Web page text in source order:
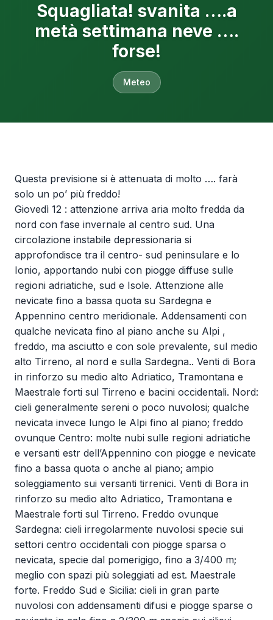
Squagliata! svanita ….a
metà settimana neve ….
forse!
Meteo
Questa previsione si è attenuata di molto …. farà
solo un po’ più freddo!
Giovedì 12 : attenzione arriva aria molto fredda da
nord con fase invernale al centro sud. Una
circolazione instabile depressionaria si
approfondisce tra il centro- sud peninsulare e lo
Ionio, apportando nubi con piogge diffuse sulle
regioni adriatiche, sud e Isole. Attenzione alle
nevicate fino a bassa quota su Sardegna e
Appennino centro meridionale. Addensamenti con
qualche nevicata fino al piano anche su Alpi ,
freddo, ma asciutto e con sole prevalente, sul medio
alto Tirreno, al nord e sulla Sardegna.. Venti di Bora
in rinforzo su medio alto Adriatico, Tramontana e
Maestrale forti sul Tirreno e bacini occidentali. Nord:
cieli generalmente sereni o poco nuvolosi; qualche
nevicata invece lungo le Alpi fino al piano; freddo
ovunque Centro: molte nubi sulle regioni adriatiche
e versanti estr dell’Appennino con piogge e nevicate
fino a bassa quota o anche al piano; ampio
soleggiamento sui versanti tirrenici. Venti di Bora in
rinforzo su medio alto Adriatico, Tramontana e
Maestrale forti sul Tirreno. Freddo ovunque
Sardegna: cieli irregolarmente nuvolosi specie sui
settori centro occidentali con piogge sparsa o
nevicata, specie dal pomerigigo, fino a 3/400 m;
meglio con spazi più soleggiati ad est. Maestrale
forte. Freddo Sud e Sicilia: cieli in gran parte
nuvolosi con addensamenti difusi e piogge sparse o